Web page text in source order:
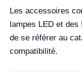
Les accessoires
lampes LED et
de se référer au
compatibilité.